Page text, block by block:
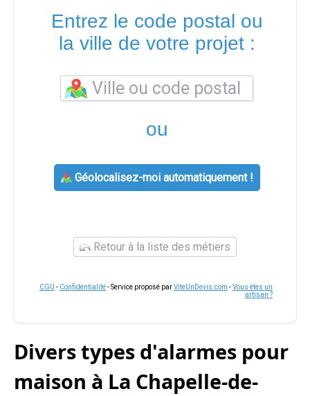
Entrez le code postal ou
la ville de votre projet :
ou
Géolocalisez-moi automatiquement !
Retour à la liste des métiers
CGU - Confidentialité- Service proposé parViteUnDevis.com -Vous êtes un
artisan ?
Divers types d'alarmes pour
maison à La Chapelle-de-